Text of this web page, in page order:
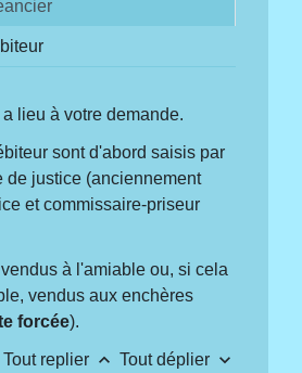
lieu à votre demande.
sont d'abord saisis par
de justice (anciennement
et commissaire-priseur
vendus à l'amiable ou, si cela
vendus aux enchères
forcée).
Tout replier keyboard_arrow_up Tout déplier keyboard_arrow_down